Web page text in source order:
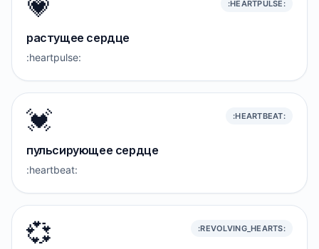
💗 :HEARTPULSE:
растущее сердце
:heartpulse:
💓 :HEARTBEAT:
пульсирующее сердце
:heartbeat:
💞 :REVOLVING_HEARTS: